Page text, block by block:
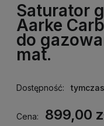
Saturator
Aarke
do
mat.
Dostępność:
Cena: 899,00